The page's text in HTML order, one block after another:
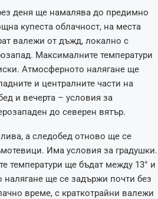
деня ще намалява до предимно
купеста облачност, на места
валежи от дъжд, локално с
Максималните температури
Атмосферното налягане ще
и централните части на
и вечерта – условия за
до северен вятър.
а следобед отново ще се
Има условия за градушки.
температури ще бъдат между 13° и
ще се задържи почти без
време, с краткотрайни валежи